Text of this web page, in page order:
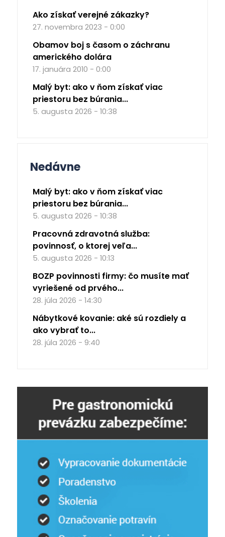
Ako získať verejné zákazky?
27. novembra 2023 - 0:00
Obamov boj s časom o záchranu
amerického dolára
17. januára 2010 - 0:00
Malý byt: ako v ňom získať viac
priestoru bez búrania...
5. augusta 2026 - 10:38
Nedávne
Malý byt: ako v ňom získať viac
priestoru bez búrania...
5. augusta 2026 - 10:38
Pracovná zdravotná služba:
povinnosť, o ktorej veľa...
5. augusta 2026 - 10:13
BOZP povinnosti firmy: čo musíte mať
vyriešené od prvého...
28. júla 2026 - 14:30
Nábytkové kovanie: aké sú rozdiely a
ako vybrať to...
28. júla 2026 - 9:40